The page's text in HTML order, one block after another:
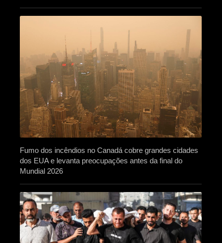
Fumo dos incêndios no Canadá cobre grandes cidades
dos EUA e levanta preocupações antes da final do
Mundial 2026